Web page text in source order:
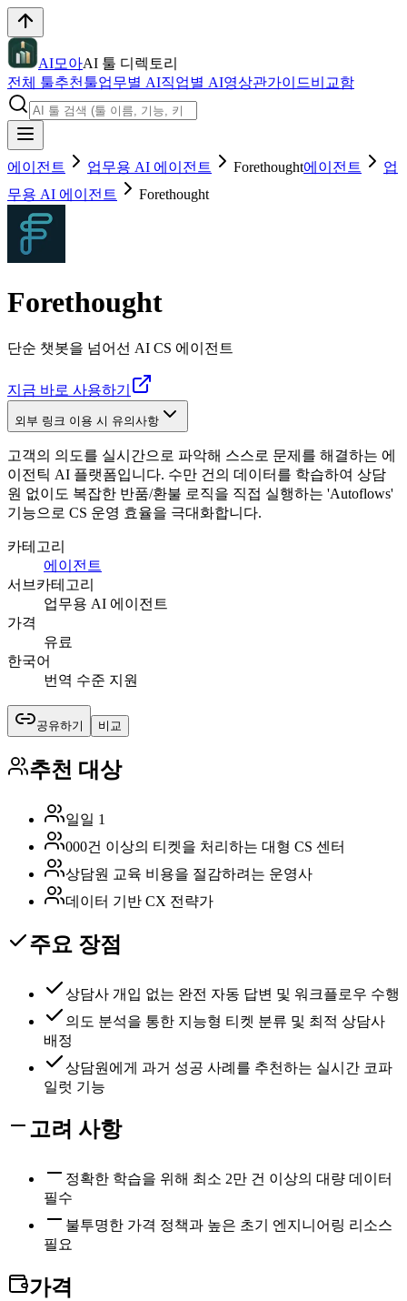
AI모아AI 툴 디렉토리
전체 툴추천툴업무별 AI직업별 AI영상관가이드비교함
에이전트 업무용 AI 에이전트 Forethought에이전트
업
무용 AI 에이전트
Forethought
Forethought
단순 챗봇을 넘어선 AI CS 에이전트
지금 바로 사용하기
외부 링크 이용 시 유의사항
고객의 의도를 실시간으로 파악해 스스로 문제를 해결하는 에
이전틱 AI 플랫폼입니다. 수만 건의 데이터를 학습하여 상담
원 없이도 복잡한 반품/환불 로직을 직접 실행하는 'Autoflows'
기능으로 CS 운영 효율을 극대화합니다.
카테고리
에이전트
서브카테고리
업무용 AI 에이전트
가격
유료
한국어
번역 수준 지원
공유하기 비교
추천 대상
일일 1
000건 이상의 티켓을 처리하는 대형 CS 센터
상담원 교육 비용을 절감하려는 운영사
데이터 기반 CX 전략가
주요 장점
상담사 개입 없는 완전 자동 답변 및 워크플로우 수행
의도 분석을 통한 지능형 티켓 분류 및 최적 상담사
배정
상담원에게 과거 성공 사례를 추천하는 실시간 코파
일럿 기능
고려 사항
정확한 학습을 위해 최소 2만 건 이상의 대량 데이터
필수
불투명한 가격 정책과 높은 초기 엔지니어링 리소스
필요
가격